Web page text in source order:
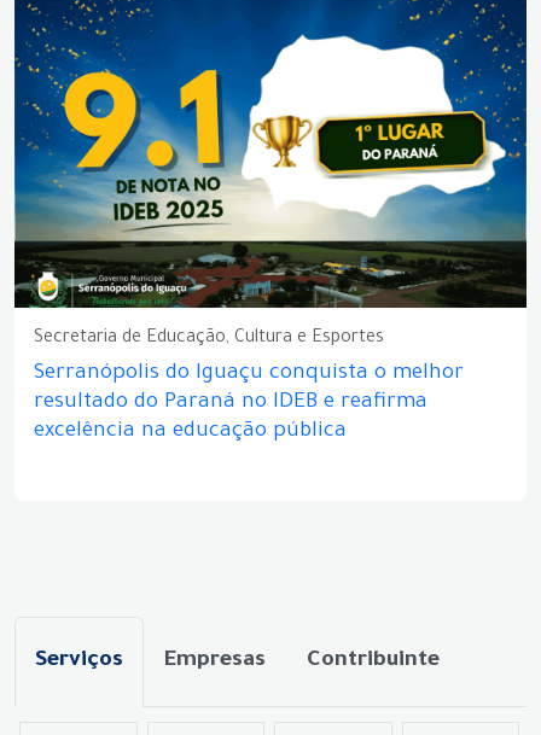
Secretaria de Educação, Cultura e Esportes
Serranópolis do Iguaçu conquista o melhor
resultado do Paraná no IDEB e reafirma
excelência na educação pública
Serviços Empresas Contribuinte